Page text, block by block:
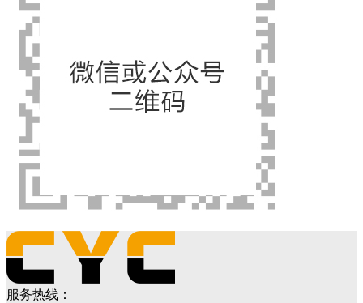
服务热线：